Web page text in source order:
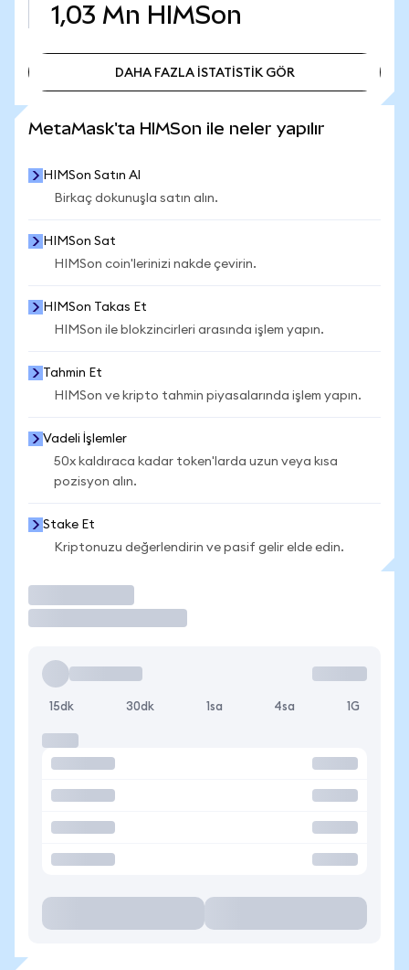
1,03 Mn HIMSon
DAHA FAZLA İSTATİSTİK GÖR
MetaMask'ta HIMSon ile neler yapılır
HIMSon Satın Al
Birkaç dokunuşla satın alın.
HIMSon Sat
HIMSon coin'lerinizi nakde çevirin.
HIMSon Takas Et
HIMSon ile blokzincirleri arasında işlem yapın.
Tahmin Et
HIMSon ve kripto tahmin piyasalarında işlem yapın.
Vadeli İşlemler
50x kaldıraca kadar token'larda uzun veya kısa
pozisyon alın.
Stake Et
Kriptonuzu değerlendirin ve pasif gelir elde edin.
15dk 30dk 1sa 4sa 1G